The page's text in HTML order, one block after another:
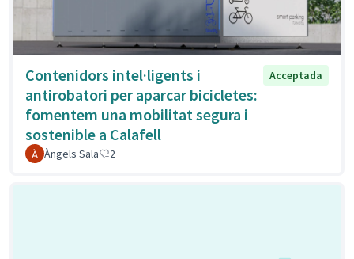
Contenidors intel·ligents i
antirobatori per aparcar bicicletes:
fomentem una mobilitat segura i
sostenible a Calafell
Acceptada
Àngels Sala 2